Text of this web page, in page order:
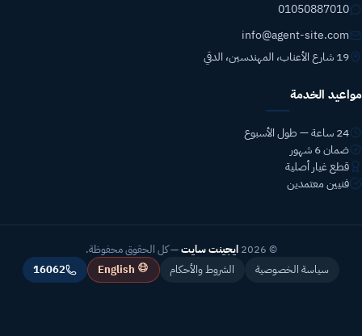
01050887010
info@agent-site.com
19 شارع الأعناب، المهندسين، الدقي
مواعيد الخدمة
24 ساعة — طول الأسبوع
ضمان 6 شهور
قطع غيار أصلية
فنيين معتمدين
© 2026 ايجينت سايت— كل الحقوق محفوظة.
سياسة الخصوصية
الشروط والأحكام English
16062